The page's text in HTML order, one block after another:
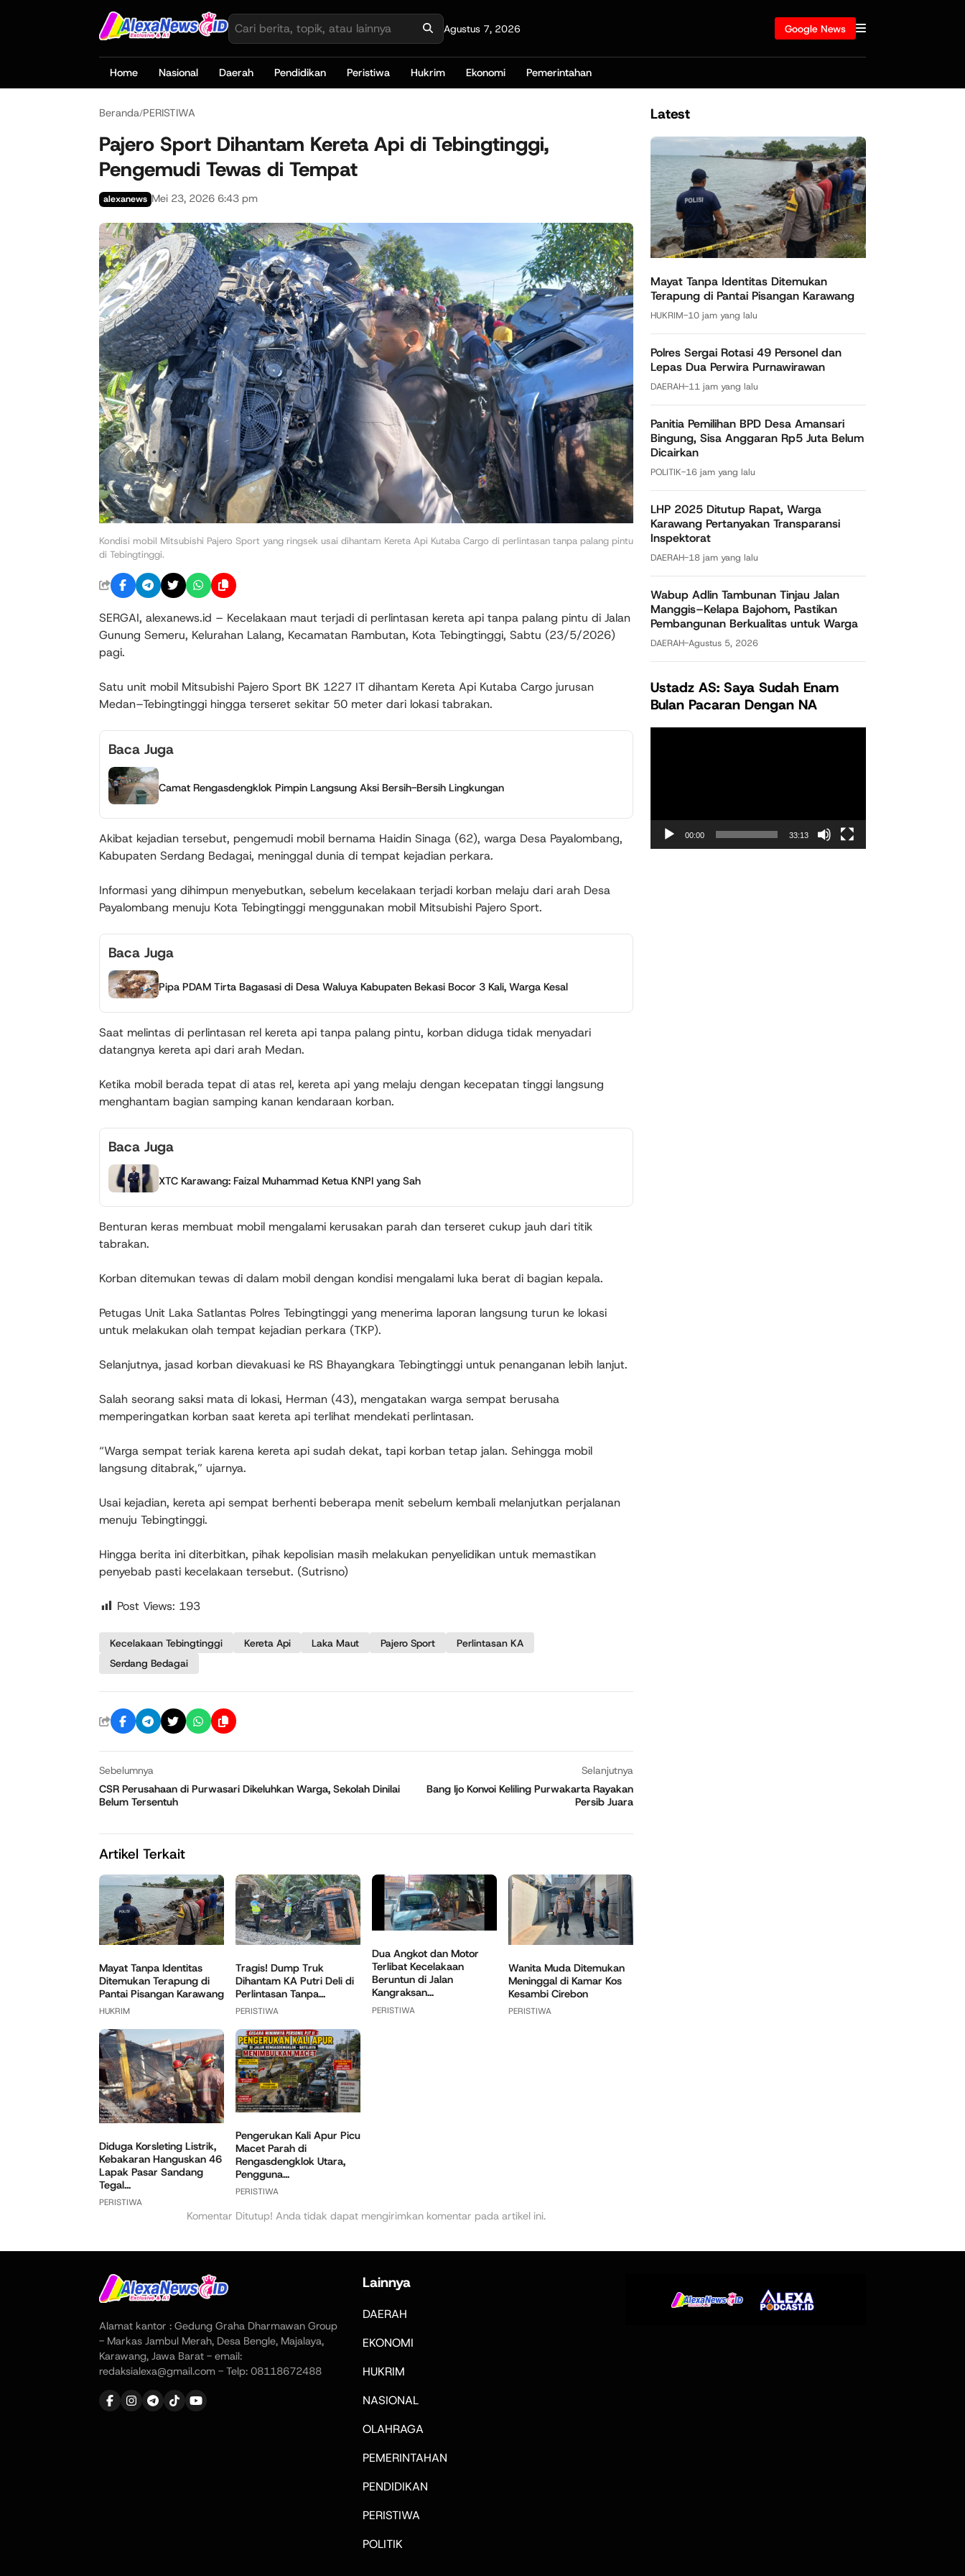
Agustus 7, 2026 Google News
Home Nasional Daerah Pendidikan Peristiwa Hukrim Ekonomi Pemerintahan
Beranda/PERISTIWA
Pajero Sport Dihantam Kereta Api di Tebingtinggi,
Pengemudi Tewas di Tempat
alexanews Mei 23, 2026 6:43 pm
Kondisi mobil Mitsubishi Pajero Sport yang ringsek usai dihantam Kereta Api Kutaba Cargo di perlintasan tanpa palang pintu
di Tebingtinggi.
SERGAI, alexanews.id – Kecelakaan maut terjadi di perlintasan kereta api tanpa palang pintu di Jalan
Gunung Semeru, Kelurahan Lalang, Kecamatan Rambutan, Kota Tebingtinggi, Sabtu (23/5/2026)
pagi.
Satu unit mobil Mitsubishi Pajero Sport BK 1227 IT dihantam Kereta Api Kutaba Cargo jurusan
Medan–Tebingtinggi hingga terseret sekitar 50 meter dari lokasi tabrakan.
Baca Juga
Camat Rengasdengklok Pimpin Langsung Aksi Bersih-Bersih Lingkungan
Akibat kejadian tersebut, pengemudi mobil bernama Haidin Sinaga (62), warga Desa Payalombang,
Kabupaten Serdang Bedagai, meninggal dunia di tempat kejadian perkara.
Informasi yang dihimpun menyebutkan, sebelum kecelakaan terjadi korban melaju dari arah Desa
Payalombang menuju Kota Tebingtinggi menggunakan mobil Mitsubishi Pajero Sport.
Baca Juga
Pipa PDAM Tirta Bagasasi di Desa Waluya Kabupaten Bekasi Bocor 3 Kali, Warga Kesal
Saat melintas di perlintasan rel kereta api tanpa palang pintu, korban diduga tidak menyadari
datangnya kereta api dari arah Medan.
Ketika mobil berada tepat di atas rel, kereta api yang melaju dengan kecepatan tinggi langsung
menghantam bagian samping kanan kendaraan korban.
Baca Juga
XTC Karawang: Faizal Muhammad Ketua KNPI yang Sah
Benturan keras membuat mobil mengalami kerusakan parah dan terseret cukup jauh dari titik
tabrakan.
Korban ditemukan tewas di dalam mobil dengan kondisi mengalami luka berat di bagian kepala.
Petugas Unit Laka Satlantas Polres Tebingtinggi yang menerima laporan langsung turun ke lokasi
untuk melakukan olah tempat kejadian perkara (TKP).
Selanjutnya, jasad korban dievakuasi ke RS Bhayangkara Tebingtinggi untuk penanganan lebih lanjut.
Salah seorang saksi mata di lokasi, Herman (43), mengatakan warga sempat berusaha
memperingatkan korban saat kereta api terlihat mendekati perlintasan.
“Warga sempat teriak karena kereta api sudah dekat, tapi korban tetap jalan. Sehingga mobil
langsung ditabrak,” ujarnya.
Usai kejadian, kereta api sempat berhenti beberapa menit sebelum kembali melanjutkan perjalanan
menuju Tebingtinggi.
Hingga berita ini diterbitkan, pihak kepolisian masih melakukan penyelidikan untuk memastikan
penyebab pasti kecelakaan tersebut. (Sutrisno)
Post Views: 193
Kecelakaan Tebingtinggi Kereta Api Laka Maut Pajero Sport
Perlintasan KA
Serdang Bedagai
Sebelumnya
CSR Perusahaan di Purwasari Dikeluhkan Warga, Sekolah Dinilai
Belum Tersentuh
Selanjutnya
Bang Ijo Konvoi Keliling Purwakarta Rayakan
Persib Juara
Artikel Terkait
Mayat Tanpa Identitas
Ditemukan Terapung di
Pantai Pisangan Karawang
HUKRIM
Tragis! Dump Truk
Dihantam KA Putri Deli di
Perlintasan Tanpa...
PERISTIWA
Dua Angkot dan Motor
Terlibat Kecelakaan
Beruntun di Jalan
Kangraksan...
PERISTIWA
Wanita Muda Ditemukan
Meninggal di Kamar Kos
Kesambi Cirebon
PERISTIWA
Diduga Korsleting Listrik,
Kebakaran Hanguskan 46
Lapak Pasar Sandang
Tegal...
PERISTIWA
Pengerukan Kali Apur Picu
Macet Parah di
Rengasdengklok Utara,
Pengguna...
PERISTIWA
Komentar Ditutup! Anda tidak dapat mengirimkan komentar pada artikel ini.
Latest
Mayat Tanpa Identitas Ditemukan
Terapung di Pantai Pisangan Karawang
HUKRIM-10 jam yang lalu
Polres Sergai Rotasi 49 Personel dan
Lepas Dua Perwira Purnawirawan
DAERAH-11 jam yang lalu
Panitia Pemilihan BPD Desa Amansari
Bingung, Sisa Anggaran Rp5 Juta Belum
Dicairkan
POLITIK-16 jam yang lalu
LHP 2025 Ditutup Rapat, Warga
Karawang Pertanyakan Transparansi
Inspektorat
DAERAH-18 jam yang lalu
Wabup Adlin Tambunan Tinjau Jalan
Manggis–Kelapa Bajohom, Pastikan
Pembangunan Berkualitas untuk Warga
DAERAH-Agustus 5, 2026
Ustadz AS: Saya Sudah Enam
Bulan Pacaran Dengan NA
00:00 33:13
Alamat kantor : Gedung Graha Dharmawan Group
- Markas Jambul Merah, Desa Bengle, Majalaya,
Karawang, Jawa Barat - email:
redaksialexa@gmail.com - Telp: 08118672488
Lainnya
DAERAH
EKONOMI
HUKRIM
NASIONAL
OLAHRAGA
PEMERINTAHAN
PENDIDIKAN
PERISTIWA
POLITIK